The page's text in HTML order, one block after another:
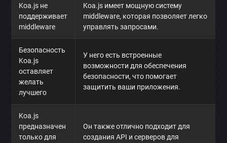
Koa.js не
поддерживает
middleware
Koa.js имеет мощную систему
middleware, которая позволяет легко
управлять запросами.
Безопасность
Koa.js
оставляет
желать
лучшего
У него есть встроенные
возможности для обеспечения
безопасности, что помогает
защитить ваши приложения.
Koa.js
предназначен
только для
Он также отлично подходит для
создания API и серверов для